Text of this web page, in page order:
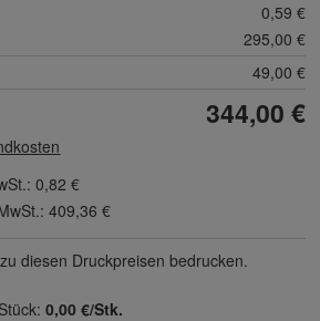
0,59 €
295,00 €
49,00 €
344,00 €
0,82 €
409,36 €
diesen Druck­preisen bedrucken.
0,00 €/Stk.